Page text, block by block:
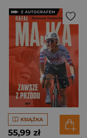
KSIĄŻKA
55,99 zł